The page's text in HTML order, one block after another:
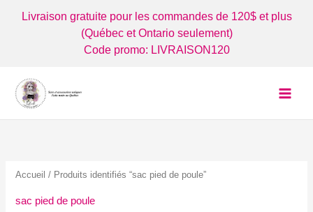
Livraison gratuite pour les commandes de 120$ et plus
(Québec et Ontario seulement)
Code promo: LIVRAISON120
Accueil / Produits identifiés “sac pied de poule”
sac pied de poule